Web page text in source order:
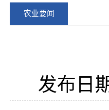
农业要闻
发布日